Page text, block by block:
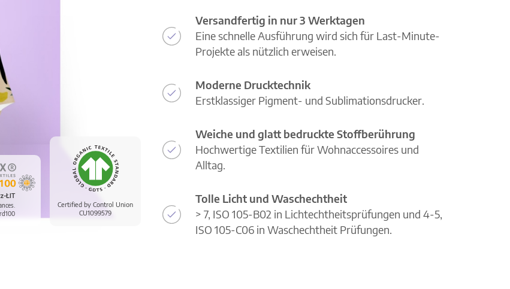
Certified by Control Union
CU1099579
ŁIT
Versandfertig in nur 3 Werktagen
Eine schnelle Ausführung wird sich für Last-Minute-
Projekte als nützlich erweisen.
Moderne Drucktechnik
Erstklassiger Pigment- und Sublimationsdrucker.
Weiche und glatt bedruckte Stoffberührung
Hochwertige Textilien für Wohnaccessoires und
Alltag.
Tolle Licht und Waschechtheit
> 7, ISO 105-B02 in Lichtechtheitsprüfungen und 4-5,
ISO 105-C06 in Waschechtheit Prüfungen.